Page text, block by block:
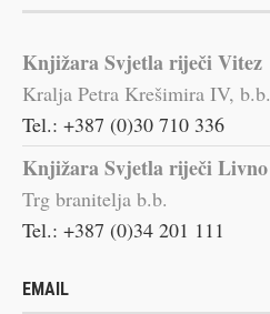
Knjižara Svjetla riječi Vitez
Kralja Petra Krešimira IV, b.b.
Tel.: +387 (0)30 710 336
Knjižara Svjetla riječi Livno
Trg branitelja b.b.
Tel.: +387 (0)34 201 111
EMAIL